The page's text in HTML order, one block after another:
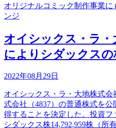
オリジナルコミック制作事業
ンジ
オイシックス・ラ・
によりシダックス
2022年08月29日
オイシックス・ラ・大地株式
式会社（4837）の普通株式を
得することを決定した。投資
シダックス株14,792,959株（所